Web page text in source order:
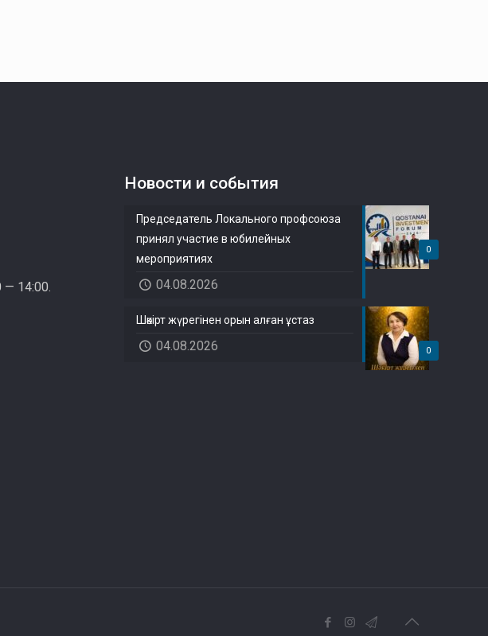
— 14:00.
Новости и события
0
Председатель Локального профсоюза
принял участие в юбилейных
мероприятиях
04.08.2026
0
Шәкірт жүрегінен орын алған ұстаз
04.08.2026